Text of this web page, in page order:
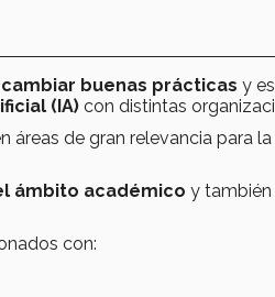
buenas prácticas y
(IA) con distintas
áreas de gran relevancia para
ámbito académico y también
con: